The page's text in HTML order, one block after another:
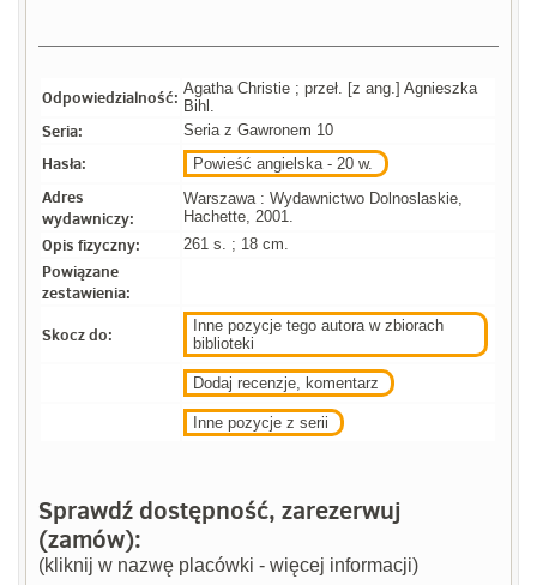
Odpowiedzialność: Agatha Christie ; przeł. [z ang.] Agnieszka
Bihl.
Seria: Seria z Gawronem 10
Hasła: Powieść angielska - 20 w.
Adres
wydawniczy:
Warszawa : Wydawnictwo Dolnoslaskie,
Hachette, 2001.
Opis fizyczny: 261 s. ; 18 cm.
Powiązane
zestawienia:
Skocz do:
Inne pozycje tego autora w zbiorach
biblioteki
Dodaj recenzje, komentarz
Inne pozycje z serii
Sprawdź dostępność, zarezerwuj
(zamów):
(kliknij w nazwę placówki - więcej informacji)